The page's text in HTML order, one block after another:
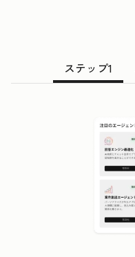
ステップ1